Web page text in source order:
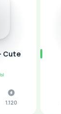
Cute
1.120